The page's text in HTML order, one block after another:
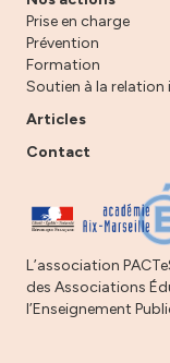
Prise en charge
Prévention
Formation
Soutien à la
Articles
Contact
L’association
des Associations
l’Enseignement